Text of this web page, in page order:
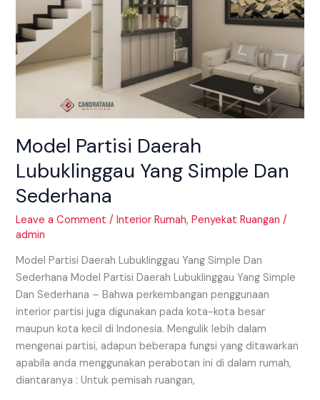
Model Partisi Daerah
Lubuklinggau Yang Simple Dan
Sederhana
Leave a Comment /Interior Rumah,Penyekat Ruangan /
admin
Model Partisi Daerah Lubuklinggau Yang Simple Dan
Sederhana Model Partisi Daerah Lubuklinggau Yang Simple
Dan Sederhana – Bahwa perkembangan penggunaan
interior partisi juga digunakan pada kota-kota besar
maupun kota kecil di Indonesia. Mengulik lebih dalam
mengenai partisi, adapun beberapa fungsi yang ditawarkan
apabila anda menggunakan perabotan ini di dalam rumah,
diantaranya : Untuk pemisah ruangan,
Sederhana